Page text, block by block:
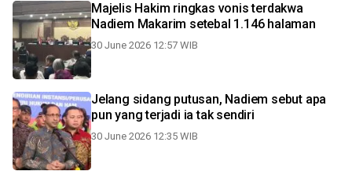
Majelis Hakim ringkas vonis terdakwa
Nadiem Makarim setebal 1.146 halaman
30 June 2026 12:57 WIB
Jelang sidang putusan, Nadiem sebut apa
pun yang terjadi ia tak sendiri
30 June 2026 12:35 WIB